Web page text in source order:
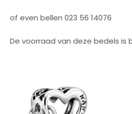
of even bellen 023 56 14076
De voorraad van deze bedels is